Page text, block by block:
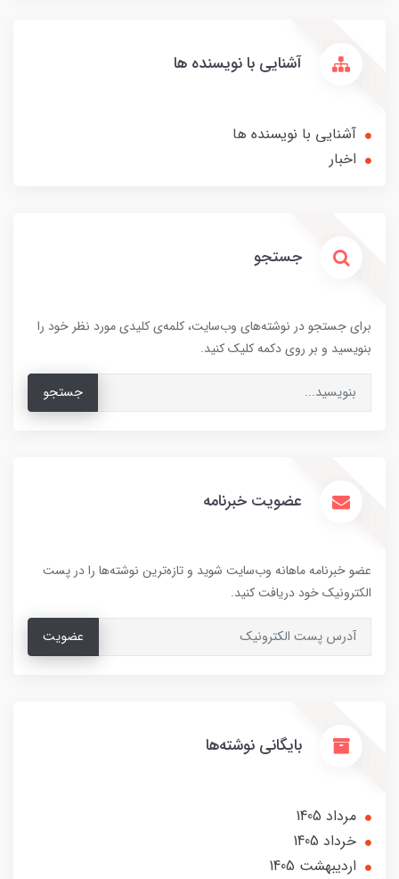
آشنایی با نویسنده ها
آشنایی با نویسنده ها
اخبار
جستجو
برای جستجو در نوشته‌های وب‌سایت، کلمه‌ی کلیدی مورد نظر خود را
بنویسید و بر روی دکمه کلیک کنید.
جستجو
عضویت خبرنامه
عضو خبرنامه ماهانه وب‌سایت شوید و تازه‌ترین نوشته‌ها را در پست
الکترونیک خود دریافت کنید.
عضویت
بایگانی نوشته‌ها
مرداد 1405
خرداد 1405
ارديبهشت 1405